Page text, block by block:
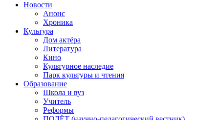
Новости
Анонс
Хроника
Культура
Дом актёра
Литература
Кино
Культурное наследие
Парк культуры и чтения
Образование
Школа и вуз
Учитель
Реформы